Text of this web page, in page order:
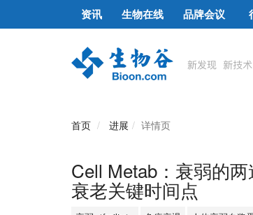
资讯 生物在线 品牌会议
首页 进展 详情页
Cell Metab：衰弱的
衰老关键时间点